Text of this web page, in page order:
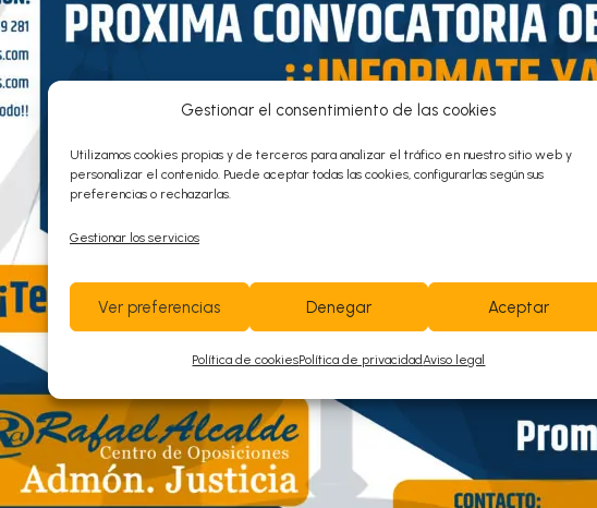
Gestionar el consentimiento de las cookies
Utilizamos cookies propias y de terceros para analizar el tráfico en nuestro sitio web y
personalizar el contenido. Puede aceptar todas las cookies, configurarlas según sus
preferencias o rechazarlas.
Gestionar los servicios
Aceptar
Denegar
Ver preferencias
Política de cookiesPolítica de privacidadAviso legal
J.A.R.M. N. 1611
M.E.L.G. N. 1667
S.M.E.
L.S.R. 1759
N.
N.R.R. 1882
E.T.G.C.